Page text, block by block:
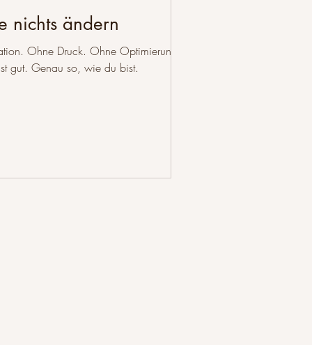
nichts ändern
Ohne Druck. Ohne Optimierung.
gut. Genau so, wie du bist.